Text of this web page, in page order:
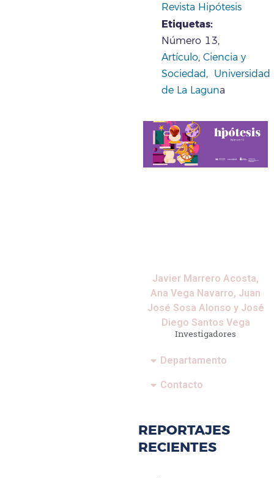
Revista Hipótesis
Etiquetas:
Número 13,
Artículo, Ciencia y
Sociedad , Universidad
de La Laguna
Javier Marrero Acosta,
Ana Vega Navarro, Juan
José Sosa Alonso y José
Diego Santos Vega
Investigadores
Departamento
Contacto
REPORTAJES
RECIENTES